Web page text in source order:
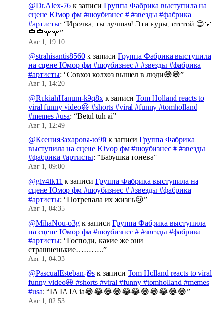
@Dr.Alex-76 к записи Группа Фабрика выступила на
сцене Юмор фм #шоубизнес # #звезды #фабрика
#артисты: “Ирочка, ты лучшая! Эти куры, отстой.😊🌹
🌹🌹🌹🌹”
Авг 1, 19:10
@strahisantis8560 к записи Группа Фабрика выступила
на сцене Юмор фм #шоубизнес # #звезды #фабрика
#артисты: “Совхоз колхоз вышел в люди😅😅”
Авг 1, 14:20
@RukiahHanum-k9q8x к записи Tom Holland reacts to
viral funny video😆 #shorts #viral #funny #tomholland
#memes #usa: “Betul tuh ai”
Авг 1, 12:49
@КсенияЗахарова-ю9й к записи Группа Фабрика
выступила на сцене Юмор фм #шоубизнес # #звезды
#фабрика #артисты: “Бабушка тонева”
Авг 1, 09:00
@giv4ik11 к записи Группа Фабрика выступила на
сцене Юмор фм #шоубизнес # #звезды #фабрика
#артисты: “Потрепала их жизнь😢”
Авг 1, 04:35
@MihaNou-o3g к записи Группа Фабрика выступила
на сцене Юмор фм #шоубизнес # #звезды #фабрика
#артисты: “Господи, какие же они
страшненькие………..”
Авг 1, 04:33
@PascualEsteban-j9s к записи Tom Holland reacts to viral
funny video😆 #shorts #viral #funny #tomholland #memes
#usa: “IA IA IA ia😂😂😂😂😂😂😂😂😂😂😂”
Авг 1, 02:53